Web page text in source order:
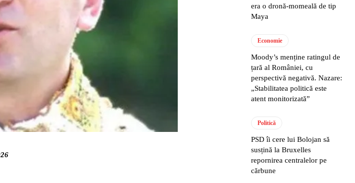
era o dronă-momeală de tip
Maya
Economie
Moody’s menține ratingul de
țară al României, cu
perspectivă negativă. Nazare:
„Stabilitatea politică este
atent monitorizată”
Politică
PSD îi cere lui Bolojan să
susțină la Bruxelles
repornirea centralelor pe
cărbune